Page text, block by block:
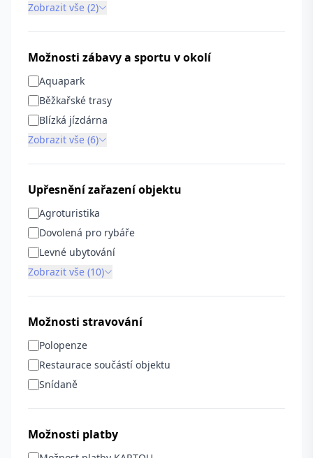
Zobrazit vše (2)
Možnosti zábavy a sportu v okolí
Aquapark
Běžkařské trasy
Blízká jízdárna
Zobrazit vše (6)
Upřesnění zařazení objektu
Agroturistika
Dovolená pro rybáře
Levné ubytování
Zobrazit vše (10)
Možnosti stravování
Polopenze
Restaurace součástí objektu
Snídaně
Možnosti platby